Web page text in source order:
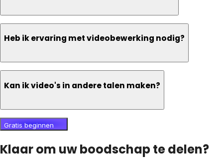
Heb ik ervaring met videobewerking nodig?
Kan ik video's in andere talen maken?
Gratis beginnen
Klaar om uw boodschap te delen?